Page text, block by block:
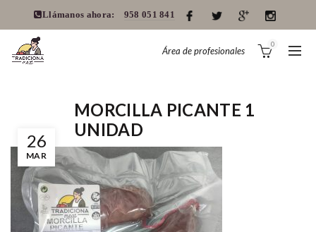
Llámanos ahora: 958 051 841
Área de profesionales
0
26
MAR
MORCILLA PICANTE 1
UNIDAD